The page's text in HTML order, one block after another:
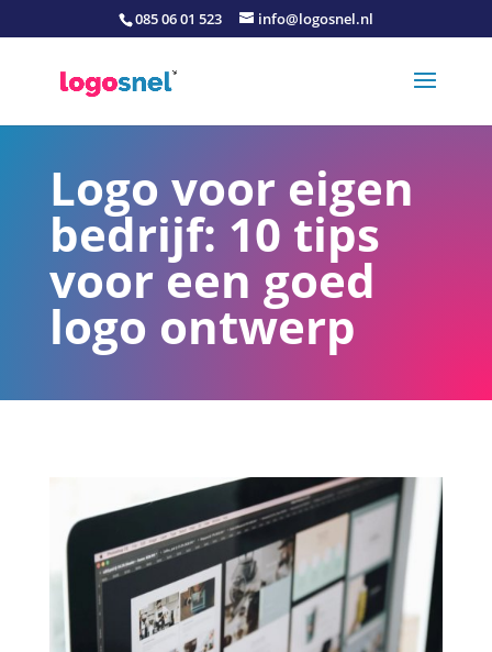
085 06 01 523 info@logosnel.nl
Logo voor eigen
bedrijf: 10 tips
voor een goed
logo ontwerp